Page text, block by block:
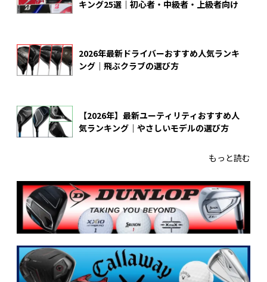
キング25選｜初心者・中級者・上級者向け
2026年最新ドライバーおすすめ人気ランキ
ング｜飛ぶクラブの選び方
【2026年】最新ユーティリティおすすめ人
気ランキング｜やさしいモデルの選び方
もっと読む